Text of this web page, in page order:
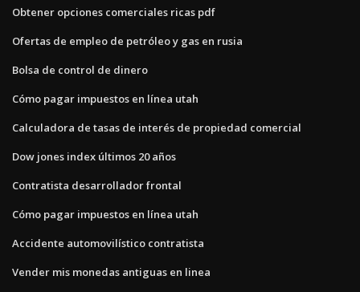
Obtener opciones comerciales ricas pdf
Ofertas de empleo de petróleo y gas en rusia
Bolsa de control de dinero
Cómo pagar impuestos en línea utah
Calculadora de tasas de interés de propiedad comercial
Dow jones index últimos 20 años
Contratista desarrollador frontal
Cómo pagar impuestos en línea utah
Accidente automovilístico contratista
Vender mis monedas antiguas en linea